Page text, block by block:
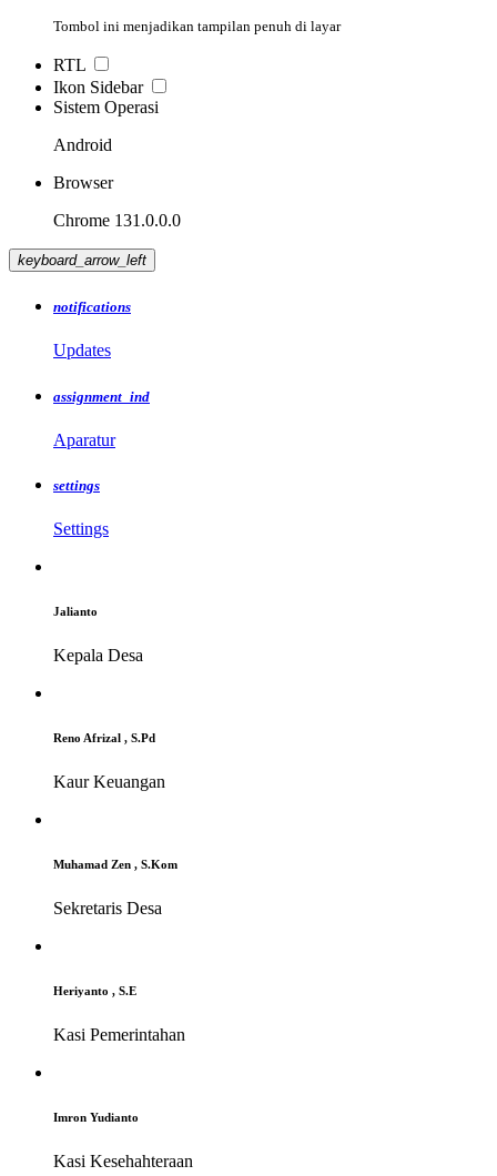
Tombol ini menjadikan tampilan penuh di layar
RTL
Ikon Sidebar
Sistem Operasi
Android
Browser
Chrome 131.0.0.0
keyboard_arrow_left
notifications
Updates
assignment_ind
Aparatur
settings
Settings
Jalianto
Kepala Desa
Reno Afrizal , S.Pd
Kaur Keuangan
Muhamad Zen , S.Kom
Sekretaris Desa
Heriyanto , S.E
Kasi Pemerintahan
Imron Yudianto
Kasi Kesehahteraan